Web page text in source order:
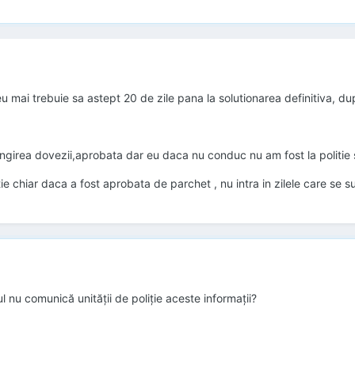
mai trebuie sa astept 20 de zile pana la solutionarea definitiva,
dovezii,aprobata dar eu daca nu conduc nu am fost la politie
chiar daca a fost aprobata de parchet , nu intra in zilele care se
nu comunică unităţii de poliţie aceste informaţii?